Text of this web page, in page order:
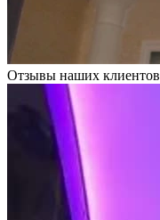
Отзывы наших клиентов